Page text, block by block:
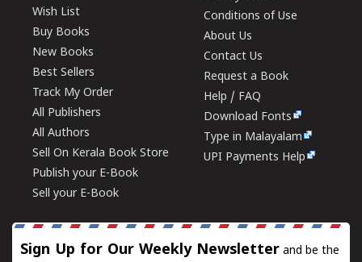
Wish List
Buy Books
New Books
Best Sellers
Track My Order
All Publishers
All Authors
Sell On Kerala Book Store
Publish your E-Book
Sell your E-Book
Conditions of Use
About Us
Contact Us
Request a Book
Help / FAQ
Download Fonts
Type in Malayalam
UPI Payments Help
Sign Up for Our Weekly Newsletter and be the